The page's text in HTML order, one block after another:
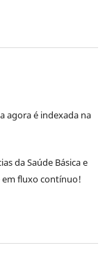
agora é indexada na
da Saúde Básica e
em fluxo contínuo!